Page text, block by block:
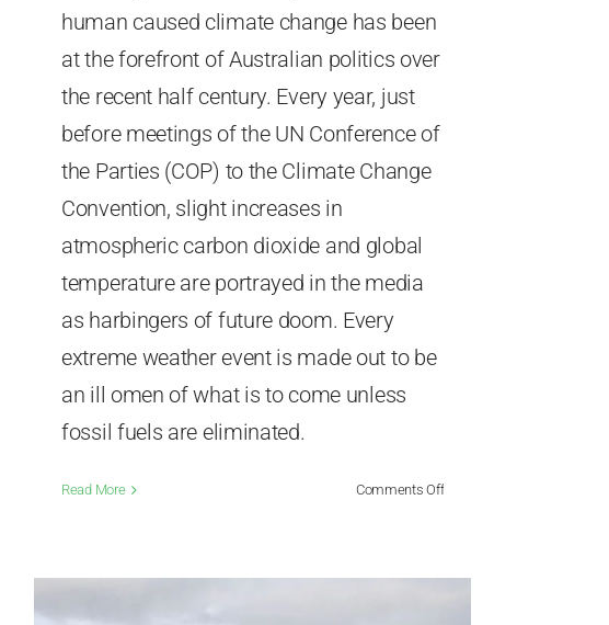
human caused climate change has been
at the forefront of Australian politics over
the recent half century. Every year, just
before meetings of the UN Conference of
the Parties (COP) to the Climate Change
Convention, slight increases in
atmospheric carbon dioxide and global
temperature are portrayed in the media
as harbingers of future doom. Every
extreme weather event is made out to be
an ill omen of what is to come unless
fossil fuels are eliminated.
Read More Comments Offon